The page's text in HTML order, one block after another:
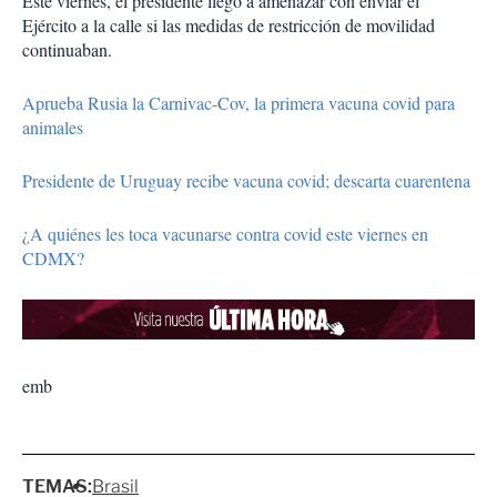
Ejército a la calle si las medidas de restricción de movilidad
continuaban.
Aprueba Rusia la Carnivac-Cov, la primera vacuna covid para
animales
Presidente de Uruguay recibe vacuna covid; descarta cuarentena
¿A quiénes les toca vacunarse contra covid este viernes en
CDMX?
emb
TEMAS:Brasil